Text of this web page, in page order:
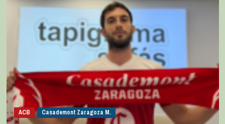
ACB Casademont Zaragoza M.